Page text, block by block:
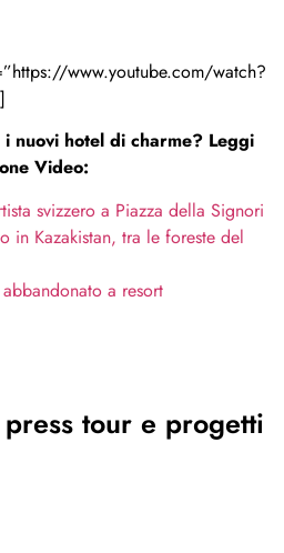
www.youtube.com/watch?
nuovi hotel di charme? Leggi
Video:
svizzero a Piazza della Signori
in Kazakistan, tra le foreste del
a resort
tour e progetti